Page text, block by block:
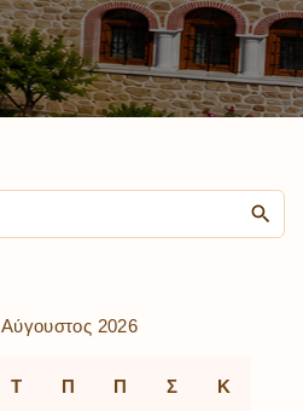
Αύγουστος 2026
Τ Π Π Σ Κ